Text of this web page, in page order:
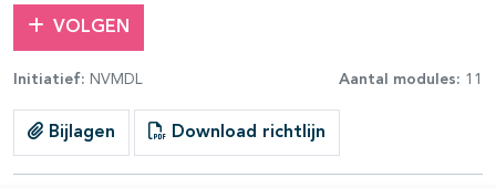
VOLGEN
Initiatief: NVMDL Aantal modules: 11
Bijlagen Download richtlijn